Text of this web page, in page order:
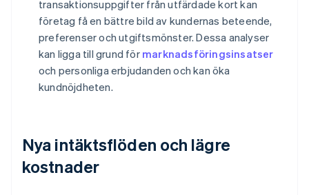
transaktionsuppgifter från utfärdade kort kan
företag få en bättre bild av kundernas beteende,
preferenser och utgiftsmönster. Dessa analyser
kan ligga till grund för marknadsföringsinsatser
och personliga erbjudanden och kan öka
kundnöjdheten.
Nya intäktsflöden och lägre
kostnader